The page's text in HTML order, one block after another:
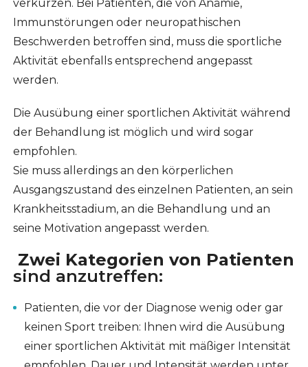
verkürzen. Bei Patienten, die von Anämie,
Immunstörungen oder neuropathischen
Beschwerden betroffen sind, muss die sportliche
Aktivität ebenfalls entsprechend angepasst
werden.
Die Ausübung einer sportlichen Aktivität während
der Behandlung ist möglich und wird sogar
empfohlen.
Sie muss allerdings an den körperlichen
Ausgangszustand des einzelnen Patienten, an sein
Krankheitsstadium, an die Behandlung und an
seine Motivation angepasst werden.
Zwei Kategorien von Patienten
sind anzutreffen:
Patienten, die vor der Diagnose wenig oder gar
keinen Sport treiben: Ihnen wird die Ausübung
einer sportlichen Aktivität mit mäßiger Intensität